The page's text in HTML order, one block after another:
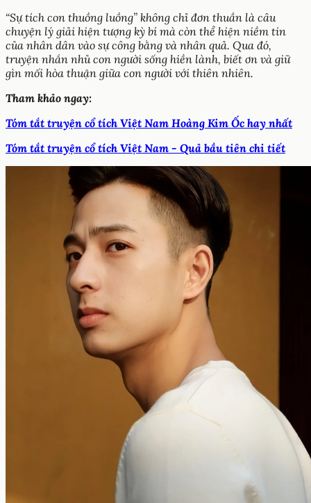
“Sự tích con thuồng luồng” không chỉ đơn thuần là câu
chuyện lý giải hiện tượng kỳ bí mà còn thể hiện niềm tin
của nhân dân vào sự công bằng và nhân quả. Qua đó,
truyện nhắn nhủ con người sống hiền lành, biết ơn và giữ
gìn mối hòa thuận giữa con người với thiên nhiên.
Tham khảo ngay:
Tóm tắt truyện cổ tích Việt Nam Hoàng Kim Ốc hay nhất
Tóm tắt truyện cổ tích Việt Nam - Quả bầu tiên chi tiết